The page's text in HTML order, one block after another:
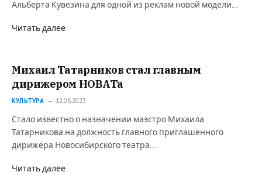
Альберта Кувезина для одной из реклам новой модели…
Читать далее
Михаил Татарников стал главным
дирижером НОВАТа
КУЛЬТУРА 12.08.2023
Стало известно о назначении маэстро Михаила
Татарникова на должность главного приглашённого
дирижёра Новосибирского театра…
Читать далее